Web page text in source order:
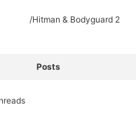
/Hitman & Bodyguard 2
Posts